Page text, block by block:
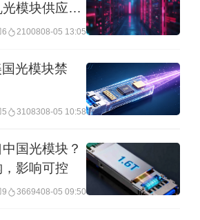
需求非常强劲，延续了去
。一季度公司800G和1.6T
已经下了今年的订单，
2027年的早期订单，部分
模块供应生
6 2100808-05 13:05
国光模块禁
5 3108308-05 10:58
国光模块？
影响可控
9 3669408-05 09:50